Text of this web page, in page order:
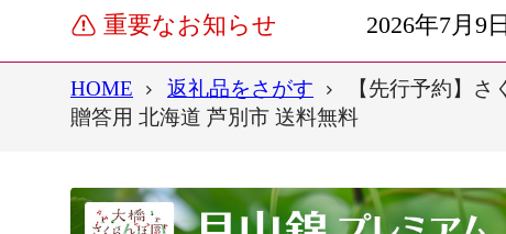
重要なお知らせ 2026年7月9日
HOME 返礼品をさがす
【先行予約】
贈答用 北海道 芦別市 送料無料